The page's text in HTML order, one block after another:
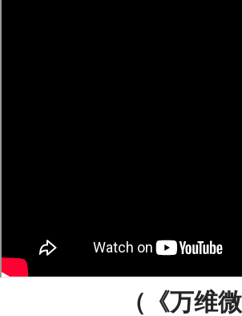
（《万维